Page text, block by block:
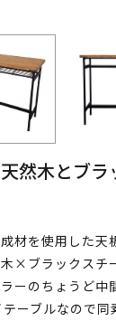
然木とブ
材を使用した天
×ブラックスチ
ーのちょうど中
ーブルなので